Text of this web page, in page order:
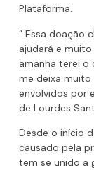
Plataforma.
” Essa doação
ajudará e
amanhã terei o
me deixa
envolvidos por
de Lourdes
Desde o início
causado pela
tem se unido a